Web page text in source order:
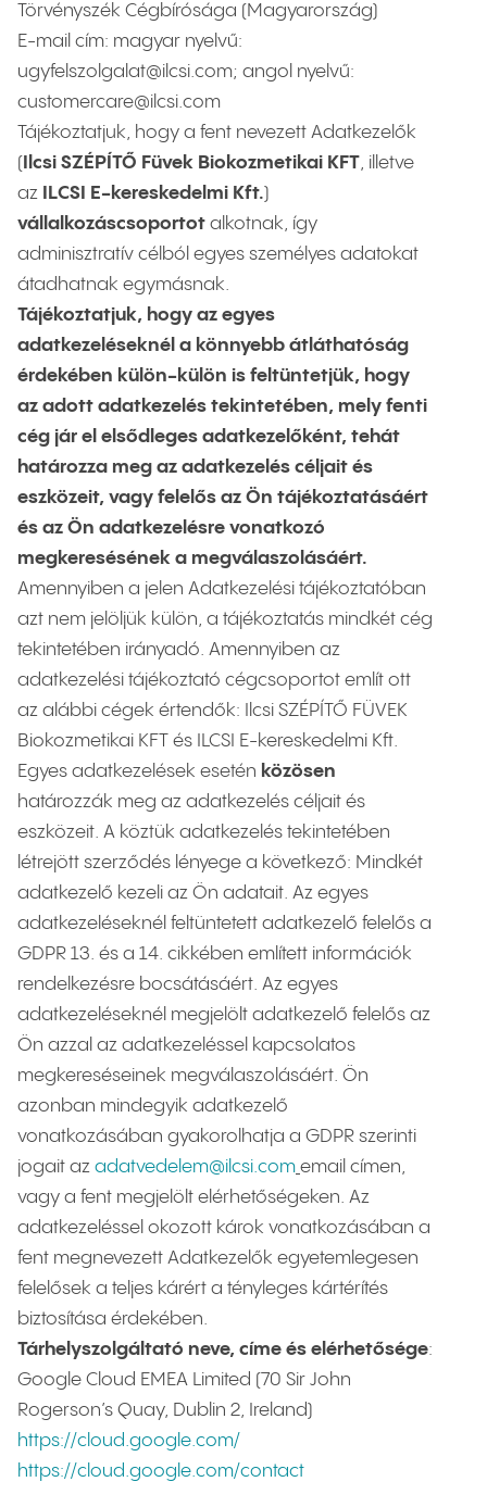
Törvényszék Cégbírósága (Magyarország)
E-mail cím: magyar nyelvű:
ugyfelszolgalat@ilcsi.com; angol nyelvű:
customercare@ilcsi.com
Tájékoztatjuk, hogy a fent nevezett Adatkezelők
( Ilcsi SZÉPÍTŐ Füvek Biokozmetikai KFT, illetve
az ILCSI E-kereskedelmi Kft.)
vállalkozáscsoportot alkotnak, így
adminisztratív célból egyes személyes adatokat
átadhatnak egymásnak.
Tájékoztatjuk, hogy az egyes
adatkezeléseknél a könnyebb átláthatóság
érdekében külön-külön is feltüntetjük, hogy
az adott adatkezelés tekintetében, mely fenti
cég jár el elsődleges adatkezelőként, tehát
határozza meg az adatkezelés céljait és
eszközeit, vagy felelős az Ön tájékoztatásáért
és az Ön adatkezelésre vonatkozó
megkeresésének a megválaszolásáért.
Amennyiben a jelen Adatkezelési tájékoztatóban
azt nem jelöljük külön, a tájékoztatás mindkét cég
tekintetében irányadó. Amennyiben az
adatkezelési tájékoztató cégcsoportot említ ott
az alábbi cégek értendők: Ilcsi SZÉPÍTŐ FÜVEK
Biokozmetikai KFT és ILCSI E-kereskedelmi Kft.
Egyes adatkezelések esetén közösen
határozzák meg az adatkezelés céljait és
eszközeit. A köztük adatkezelés tekintetében
létrejött szerződés lényege a következő: Mindkét
adatkezelő kezeli az Ön adatait. Az egyes
adatkezeléseknél feltüntetett adatkezelő felelős a
GDPR 13. és a 14. cikkében említett információk
rendelkezésre bocsátásáért. Az egyes
adatkezeléseknél megjelölt adatkezelő felelős az
Ön azzal az adatkezeléssel kapcsolatos
megkereséseinek megválaszolásáért. Ön
azonban mindegyik adatkezelő
vonatkozásában gyakorolhatja a GDPR szerinti
jogait az adatvedelem@ilcsi.com email címen,
vagy a fent megjelölt elérhetőségeken. Az
adatkezeléssel okozott károk vonatkozásában a
fent megnevezett Adatkezelők egyetemlegesen
felelősek a teljes kárért a tényleges kártérítés
biztosítása érdekében.
Tárhelyszolgáltató neve, címe és elérhetősége:
Google Cloud EMEA Limited (70 Sir John
Rogerson’s Quay, Dublin 2, Ireland)
https://cloud.google.com/
https://cloud.google.com/contact